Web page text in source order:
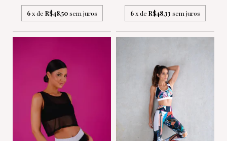
6 x de R$48,50 sem juros 6x de R$48,33 sem juros